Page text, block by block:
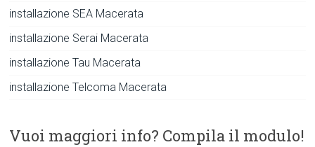
installazione SEA Macerata
installazione Serai Macerata
installazione Tau Macerata
installazione Telcoma Macerata
Vuoi maggiori info? Compila il modulo!